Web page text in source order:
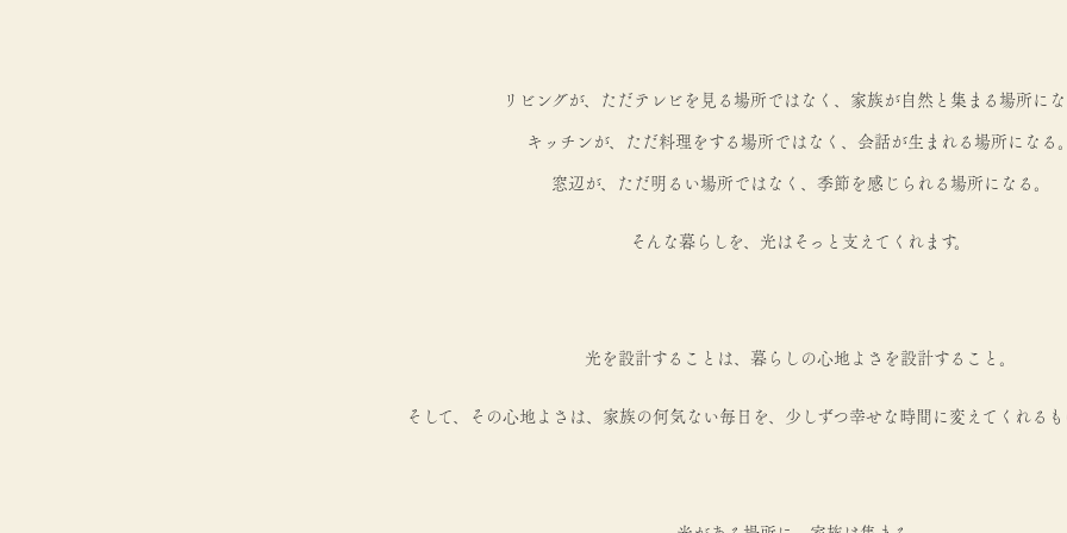
リビングが、ただテレビを見る場所ではなく、家族が自然と集まる場所にな
キッチンが、ただ料理をする場所ではなく、会話が生まれる場所になる。
窓辺が、ただ明るい場所ではなく、季節を感じられる場所になる。
そんな暮らしを、光はそっと支えてくれます。
光を設計することは、暮らしの心地よさを設計すること。
そして、その心地よさは、家族の何気ない毎日を、少しずつ幸せな時間に変えてくれるも